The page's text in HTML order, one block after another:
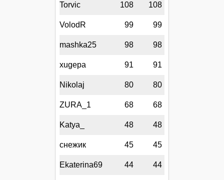
Torvic 108 108
VolodR 99 99
mashka25 98 98
xugepa 91 91
Nikolaj 80 80
ZURA_1 68 68
Katya_ 48 48
снежик 45 45
Ekaterina69 44 44